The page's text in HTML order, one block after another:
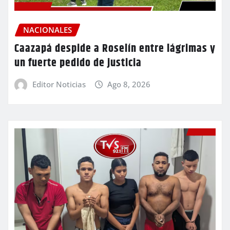
NACIONALES
Caazapá despide a Roselín entre lágrimas y
un fuerte pedido de justicia
Editor Noticias Ago 8, 2026